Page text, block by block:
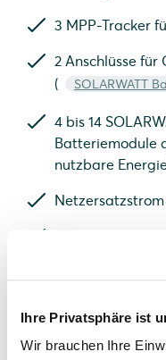
Ihre Privatsphäre ist
Wir brauchen Ihre
3 MPP-Tracker
2 Anschlüsse
(
SOLARWATT
4 bis 14
Batteriemodule
nutzbare
Für Indoor-
SOLARWATT